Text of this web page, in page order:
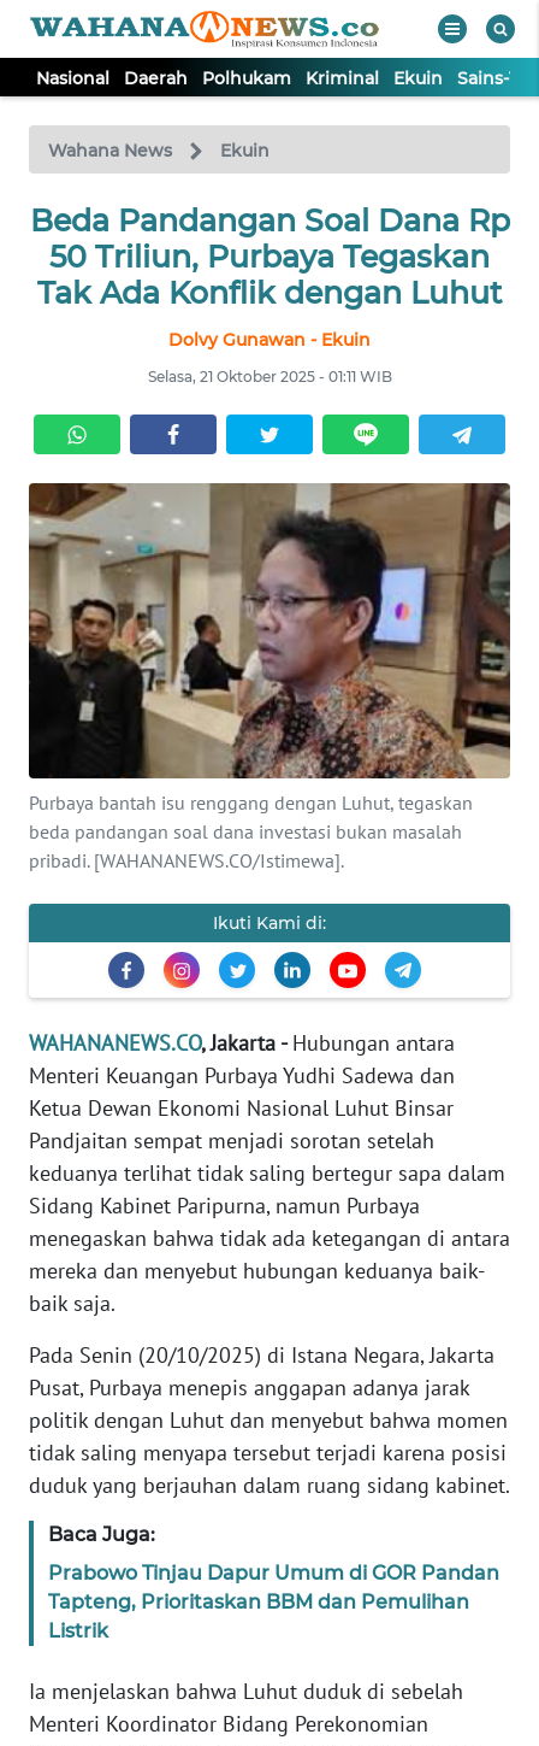
Nasional Daerah Polhukam Kriminal Ekuin Sains-
Wahana News Ekuin
Beda Pandangan Soal Dana Rp
50 Triliun, Purbaya Tegaskan
Tak Ada Konflik dengan Luhut
Dolvy Gunawan - Ekuin
Selasa, 21 Oktober 2025 - 01:11 WIB
Purbaya bantah isu renggang dengan Luhut, tegaskan
beda pandangan soal dana investasi bukan masalah
pribadi. [WAHANANEWS.CO/Istimewa].
Ikuti Kami di:
WAHANANEWS.CO, Jakarta -Hubungan antara
Menteri Keuangan Purbaya Yudhi Sadewa dan
Ketua Dewan Ekonomi Nasional Luhut Binsar
Pandjaitan sempat menjadi sorotan setelah
keduanya terlihat tidak saling bertegur sapa dalam
Sidang Kabinet Paripurna, namun Purbaya
menegaskan bahwa tidak ada ketegangan di antara
mereka dan menyebut hubungan keduanya baik-
baik saja.
Pada Senin (20/10/2025) di Istana Negara, Jakarta
Pusat, Purbaya menepis anggapan adanya jarak
politik dengan Luhut dan menyebut bahwa momen
tidak saling menyapa tersebut terjadi karena posisi
duduk yang berjauhan dalam ruang sidang kabinet.
Baca Juga:
Prabowo Tinjau Dapur Umum di GOR Pandan
Tapteng, Prioritaskan BBM dan Pemulihan
Listrik
Ia menjelaskan bahwa Luhut duduk di sebelah
Menteri Koordinator Bidang Perekonomian
TV
Tutup
NASIONAL
DAERAH
KRIMINAL
EKUIN
SAINS-TEKNO
KESEHATAN
INTERNASIONAL
PENDIDIKAN
Informasi
INDEKS
BERITA
KONTAK
IKLAN
TENTANG
KAMI
PEDOMAN
MEDIA
SIBER
REDAKSI